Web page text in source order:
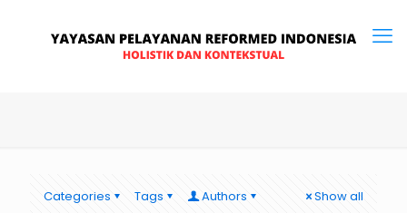
Categories Tags Authors Show all